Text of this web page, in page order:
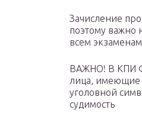
Зачисление
поэтому важно
всем экзаменам
ВАЖНО! В КПИ
лица, имеющие
уголовной
судимость